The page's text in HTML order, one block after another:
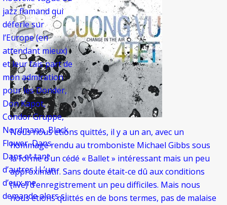
Nous nous étions quittés, il y a un an, avec un
hommage rendu au tromboniste Michael Gibbs sous
la forme d’un cédé « Ballet » intéressant mais un peu
approximatif. Sans doute était-ce dû aux conditions
(live) d’enregistrement un peu difficiles. Mais nous
nous étions quittés en de bons termes, pas de malaise
jazz flamand qui
déferle sur
l’Europe (en
attendant mieux)
et leur fais part de
mon admiration
pour les Donder,
Don Kapot,
Condor Gruppe,
Nordmann, Black
Flower, Dans
Dans et tant
d’autres ! L’un
d’eux me
demande alors si